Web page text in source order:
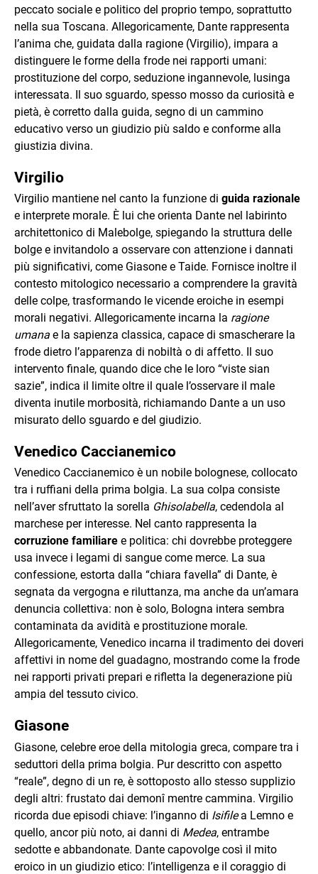
peccato sociale e politico del proprio tempo, soprattutto
nella sua Toscana. Allegoricamente, Dante rappresenta
l’anima che, guidata dalla ragione (Virgilio), impara a
distinguere le forme della frode nei rapporti umani:
prostituzione del corpo, seduzione ingannevole, lusinga
interessata. Il suo sguardo, spesso mosso da curiosità e
pietà, è corretto dalla guida, segno di un cammino
educativo verso un giudizio più saldo e conforme alla
giustizia divina.
Virgilio
Virgilio mantiene nel canto la funzione di guida razionale
e interprete morale. È lui che orienta Dante nel labirinto
architettonico di Malebolge, spiegando la struttura delle
bolge e invitandolo a osservare con attenzione i dannati
più significativi, come Giasone e Taide. Fornisce inoltre il
contesto mitologico necessario a comprendere la gravità
delle colpe, trasformando le vicende eroiche in esempi
morali negativi. Allegoricamente incarna la ragione
umana e la sapienza classica, capace di smascherare la
frode dietro l’apparenza di nobiltà o di affetto. Il suo
intervento finale, quando dice che le loro “viste sian
sazie”, indica il limite oltre il quale l’osservare il male
diventa inutile morbosità, richiamando Dante a un uso
misurato dello sguardo e del giudizio.
Venedico Caccianemico
Venedico Caccianemico è un nobile bolognese, collocato
tra i ruffiani della prima bolgia. La sua colpa consiste
nell’aver sfruttato la sorella Ghisolabella, cedendola al
marchese per interesse. Nel canto rappresenta la
corruzione familiare e politica: chi dovrebbe proteggere
usa invece i legami di sangue come merce. La sua
confessione, estorta dalla “chiara favella” di Dante, è
segnata da vergogna e riluttanza, ma anche da un’amara
denuncia collettiva: non è solo, Bologna intera sembra
contaminata da avidità e prostituzione morale.
Allegoricamente, Venedico incarna il tradimento dei doveri
affettivi in nome del guadagno, mostrando come la frode
nei rapporti privati prepari e rifletta la degenerazione più
ampia del tessuto civico.
Giasone
Giasone, celebre eroe della mitologia greca, compare tra i
seduttori della prima bolgia. Pur descritto con aspetto
“reale”, degno di un re, è sottoposto allo stesso supplizio
degli altri: frustato dai demonî mentre cammina. Virgilio
ricorda due episodi chiave: l’inganno di Isifilea Lemno e
quello, ancor più noto, ai danni di Medea, entrambe
sedotte e abbandonate. Dante capovolge così il mito
eroico in un giudizio etico: l’intelligenza e il coraggio di